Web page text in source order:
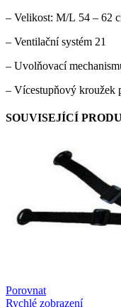
– Velikost: M/L 54 – 62
– Ventilační systém 21
– Uvolňovací
– Vícestupňový kroužek
SOUVISEJÍCÍ
Porovnat
Rychlé zobrazení